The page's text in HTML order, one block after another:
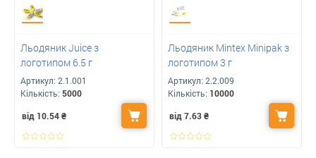
Льодяник Juice з
логотипом 6.5 г
Артикул: 2.1.001
Кількість: 5000
від 10.54₴
Льодяник Mintex Minipak з
логотипом 3 г
Артикул: 2.2.009
Кількість: 10000
від 7.63₴